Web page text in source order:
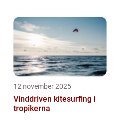
12 november 2025
Vinddriven kitesurfing i
tropikerna